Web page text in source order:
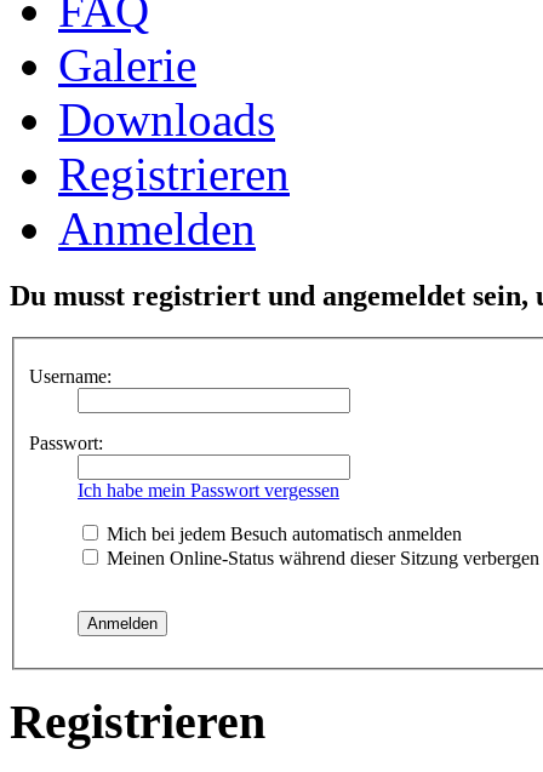
FAQ
Galerie
Downloads
Registrieren
Anmelden
Du musst registriert und angemeldet sein,
Username:
Passwort:
Ich habe mein Passwort vergessen
Mich bei jedem Besuch automatisch anmelden
Meinen Online-Status während dieser Sitzung verbergen
Registrieren